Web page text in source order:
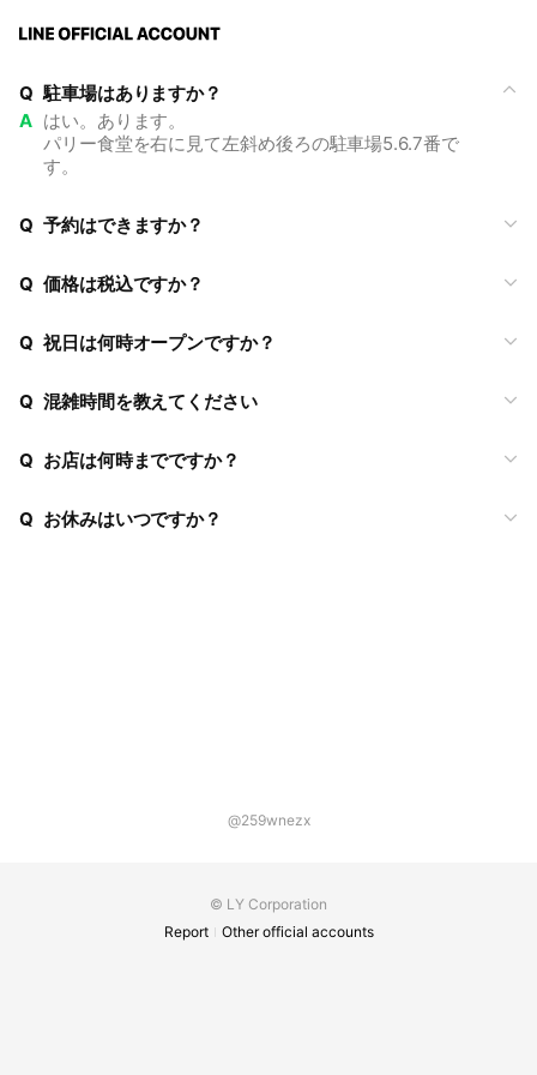
Q 駐車場はありますか？
A はい。あります。
パリー食堂を右に見て左斜め後ろの駐車場5.6.7番で
す。
Q 予約はできますか？
Q 価格は税込ですか？
Q 祝日は何時オープンですか？
Q 混雑時間を教えてください
Q お店は何時までですか？
Q お休みはいつですか？
@259wnezx
© LY Corporation
Report
Other official accounts